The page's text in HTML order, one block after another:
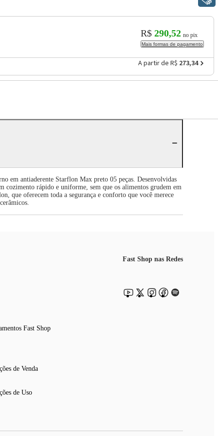
R$ 290,52 no pix
Mais formas de pagamento
A partir de R$ 273,34
em antiaderente Starflon Max preto 05 peças. Desenvolvidas
cozimento rápido e uniforme, sem que os alimentos grudem em
que oferecem toda a segurança e conforto que você merece
Fast Shop
de Venda
de Uso
Fast Shop nas Redes